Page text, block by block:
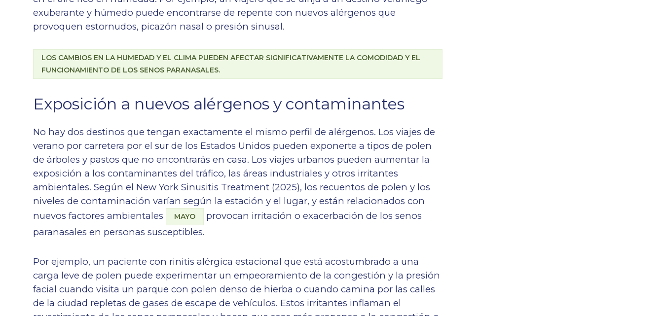
exuberante y húmedo puede encontrarse de repente con nuevos alérgenos que
provoquen estornudos, picazón nasal o presión sinusal.
LOS CAMBIOS EN LA HUMEDAD Y EL CLIMA PUEDEN AFECTAR SIGNIFICATIVAMENTE LA COMODIDAD Y EL
FUNCIONAMIENTO DE LOS SENOS PARANASALES.
Exposición a nuevos alérgenos y contaminantes
No hay dos destinos que tengan exactamente el mismo perfil de alérgenos. Los viajes de
verano por carretera por el sur de los Estados Unidos pueden exponerte a tipos de polen
de árboles y pastos que no encontrarás en casa. Los viajes urbanos pueden aumentar la
exposición a los contaminantes del tráfico, las áreas industriales y otros irritantes
ambientales. Según el New York Sinusitis Treatment (2025), los recuentos de polen y los
niveles de contaminación varían según la estación y el lugar, y están relacionados con
nuevos factores ambientales
MAYO
provocan irritación o exacerbación de los senos
paranasales en personas susceptibles.
Por ejemplo, un paciente con rinitis alérgica estacional que está acostumbrado a una
carga leve de polen puede experimentar un empeoramiento de la congestión y la presión
facial cuando visita un parque con polen denso de hierba o cuando camina por las calles
de la ciudad repletas de gases de escape de vehículos. Estos irritantes inflaman el